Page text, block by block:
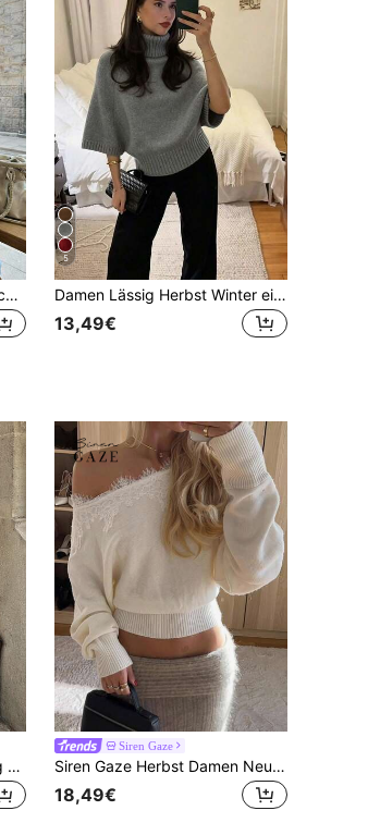
Senya Damen Rippstrick Strickjacke mit Reverskragen, Knopfleiste, langen Ärmeln, lockerer Pullover, Herbst Winter lässig Pendler Strickware
5
Damen Lässig Herbst Winter einfarbig grau Hochkragen Pullover Fledermausärmel Strick Top geraffte Taille strukturiert /Täglich Büro Pendeln Pullover
13,49€
Aloruh Damen Rollkragen eng anliegender Langarm Gelb Pullover, Herbst/Winter
Siren Gaze
Siren Gaze Herbst Damen Neu Asymmetrischer einfarbiger Pullover Asymmetrische Schulter Mode Spitzen Patchwork Pullover
18,49€